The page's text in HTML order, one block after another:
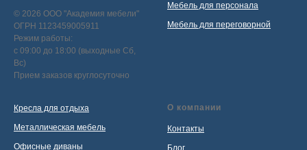
© 2026 ООО "Академия мебели"
ОГРН 1123459005911
Режим работы:
с 09:00 до 18:00 (выходные Сб,
Вс)
Прием заказов круглосуточно
Мебель для персонала
Мебель для переговорной
Кресла для отдыха
Металлическая мебель
Офисные диваны
О компании
Контакты